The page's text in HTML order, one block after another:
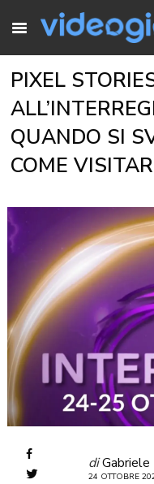
PIXEL
QUANDO SI
COME
diGabriele
24 OTTOBRE